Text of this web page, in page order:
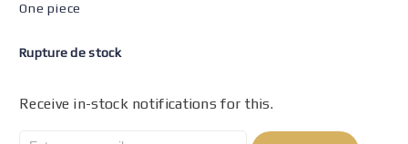
One piece
Rupture de stock
Receive in-stock notifications for this.